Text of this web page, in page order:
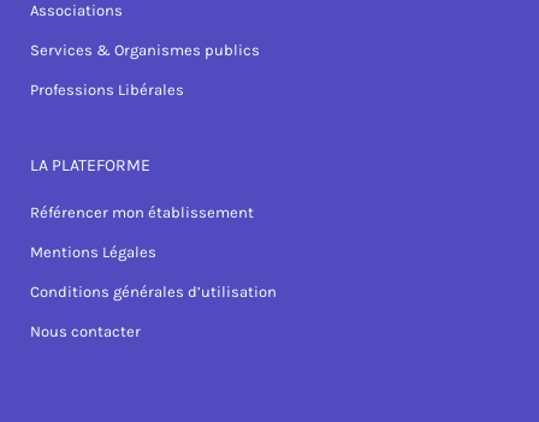
Associations
Services & Organismes publics
Professions Libérales
LA PLATEFORME
Référencer mon établissement
Mentions Légales
Conditions générales d’utilisation
Nous contacter